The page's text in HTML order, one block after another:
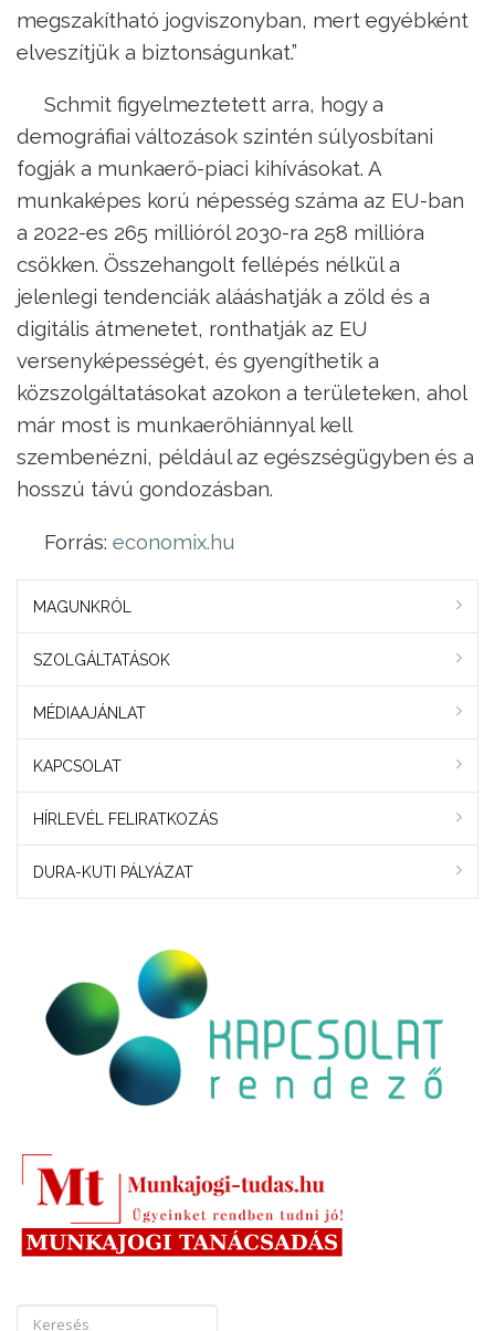
megszakítható jogviszonyban, mert egyébként
elveszítjük a biztonságunkat.”
Schmit figyelmeztetett arra, hogy a
demográfiai változások szintén súlyosbítani
fogják a munkaerő-piaci kihívásokat. A
munkaképes korú népesség száma az EU-ban
a 2022-es 265 millióról 2030-ra 258 millióra
csökken. Összehangolt fellépés nélkül a
jelenlegi tendenciák alááshatják a zöld és a
digitális átmenetet, ronthatják az EU
versenyképességét, és gyengíthetik a
közszolgáltatásokat azokon a területeken, ahol
már most is munkaerőhiánnyal kell
szembenézni, például az egészségügyben és a
hosszú távú gondozásban.
Forrás: economix.hu
MAGUNKRÓL
SZOLGÁLTATÁSOK
MÉDIAAJÁNLAT
KAPCSOLAT
HÍRLEVÉL FELIRATKOZÁS
DURA-KUTI PÁLYÁZAT